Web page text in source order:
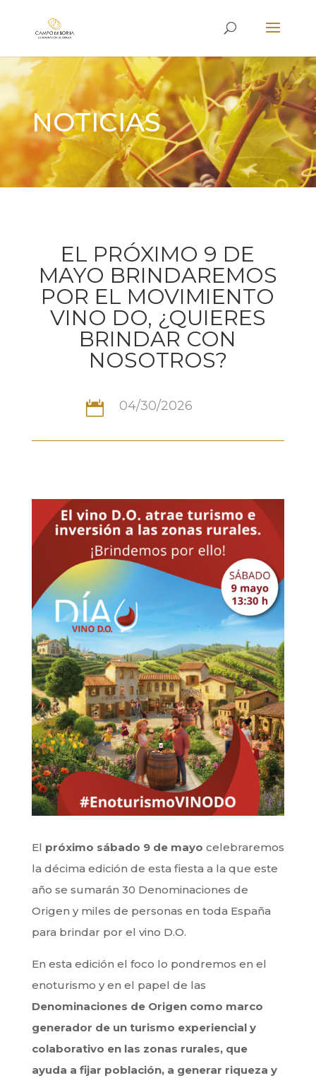
NOTICIAS
EL PRÓXIMO 9 DE
MAYO BRINDAREMOS
POR EL MOVIMIENTO
VINO DO, ¿QUIERES
BRINDAR CON
NOSOTROS?
 04/30/2026
El próximo sábado 9 de mayo celebraremos
la décima edición de esta fiesta a la que este
año se sumarán 30 Denominaciones de
Origen y miles de personas en toda España
para brindar por el vino D.O.
En esta edición el foco lo pondremos en el
enoturismo y en el papel de las
Denominaciones de Origen como marco
generador de un turismo experiencial y
colaborativo en las zonas rurales, que
ayuda a fijar población, a generar riqueza y